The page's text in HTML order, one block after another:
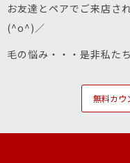
お友達とペアでご来店さ
(^o^)／
毛の悩み・・・是非私た
無料カウ